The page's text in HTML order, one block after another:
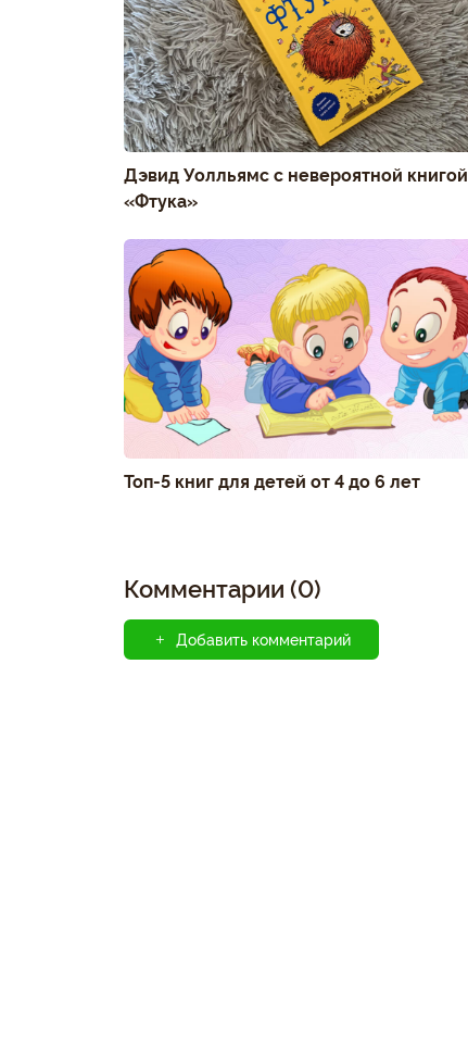
Дэвид Уолльямс с невероятной книгой
«Фтука»
Топ-5 книг для детей от 4 до 6 лет
Комментарии (0)
Добавить комментарий